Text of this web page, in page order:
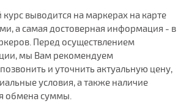
выводится на маркерах на карте
а самая достоверная информация - в
Перед осуществлением
мы Вам рекомендуем
и уточнить актуальную цену,
условия, а также наличие
обмена суммы.